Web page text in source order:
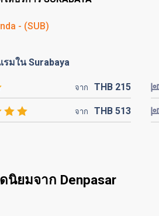
- (SUB)
รมใน Surabaya
จาก THB 215
จาก THB 513
นิยมจาก Denpasar